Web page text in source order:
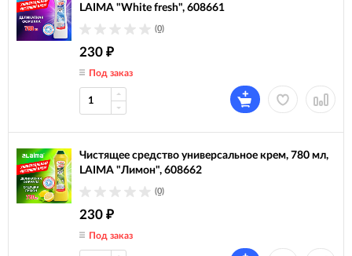
LAIMA "White fresh", 608661
(0)
230 ₽
Под заказ
Чистящее средство универсальное крем, 780 мл,
LAIMA "Лимон", 608662
(0)
230 ₽
Под заказ